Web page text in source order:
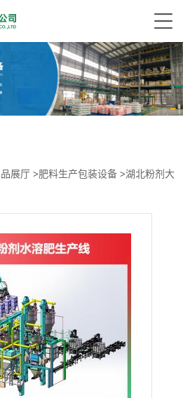
展厅 >肥料生产包装设备 >湖北粉剂大